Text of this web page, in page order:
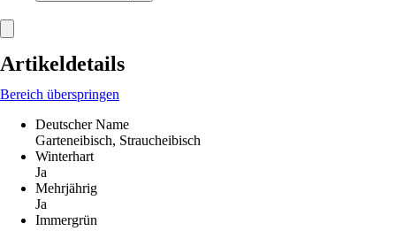
Artikeldetails
Bereich überspringen
Deutscher Name
Garteneibisch, Straucheibisch
Winterhart
Ja
Mehrjährig
Ja
Immergrün